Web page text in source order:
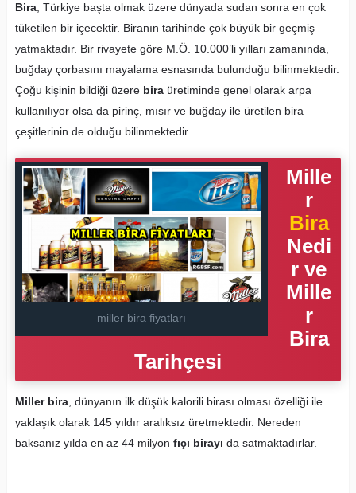
Bira, Türkiye başta olmak üzere dünyada sudan sonra en çok
tüketilen bir içecektir. Biranın tarihinde çok büyük bir geçmiş
yatmaktadır. Bir rivayete göre M.Ö. 10.000’li yılları zamanında,
buğday çorbasını mayalama esnasında bulunduğu bilinmektedir.
Çoğu kişinin bildiği üzere biraüretiminde genel olarak arpa
kullanılıyor olsa da pirinç, mısır ve buğday ile üretilen bira
çeşitlerinin de olduğu bilinmektedir.
miller bira fiyatları
Mille
r
Bira
Nedi
r ve
Mille
r
Bira
Tarihçesi
Miller bira, dünyanın ilk düşük kalorili birası olması özelliği ile
yaklaşık olarak 145 yıldır aralıksız üretmektedir. Nereden
baksanız yılda en az 44 milyon fıçı birayı da satmaktadırlar.